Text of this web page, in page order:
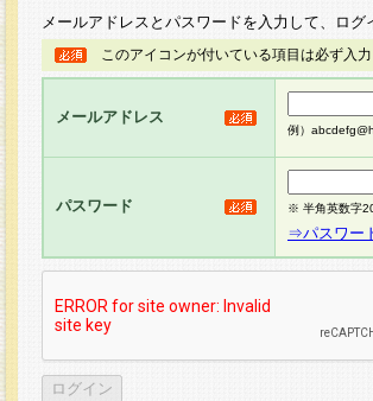
メールアドレスとパスワードを入力して、ログ
このアイコンが付いている項目は必ず入力
メールアドレス
例）
パスワード ※ 半角英数字
⇒パスワー